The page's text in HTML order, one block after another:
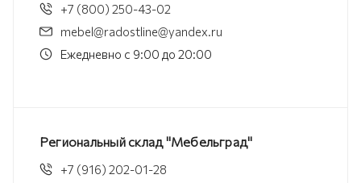
+7 (800) 250-43-02
mebel@radostline@yandex.ru
Ежедневно с 9:00 до 20:00
Региональный склад "Мебельград"
+7 (916) 202-01-28